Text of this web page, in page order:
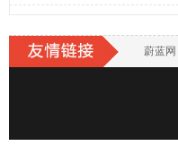
蔚蓝网